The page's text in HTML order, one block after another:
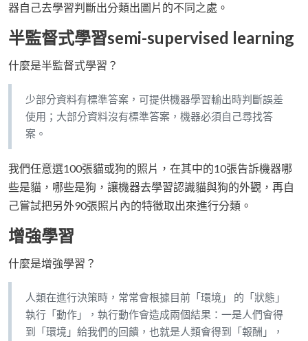
器自己去學習判斷出分類出圖片的不同之處。
半監督式學習semi-supervised learning
什麼是半監督式學習？
少部分資料有標準答案，可提供機器學習輸出時判斷誤差
使用；大部分資料沒有標準答案，機器必須自己尋找答
案。
我們任意選100張貓或狗的照片，在其中的10張告訴機器哪
些是貓，哪些是狗，讓機器去學習認識貓與狗的外觀，再自
己嘗試把另外90張照片內的特徵取出來進行分類。
增強學習
什麼是增強學習？
人類在進行決策時，常常會根據目前「環境」 的「狀態」
執行「動作」，執行動作會造成兩個結果：一是人們會得
到「環境」給我們的回饋，也就是人類會得到「報酬」，